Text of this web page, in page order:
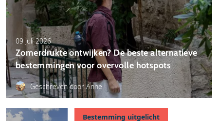
09 juli 2026
Zomerdrukte ontwijken? De beste alternatieve
bestemmingen voor overvolle hotspots
Geschreven door Anne
Bestemming uitgelicht